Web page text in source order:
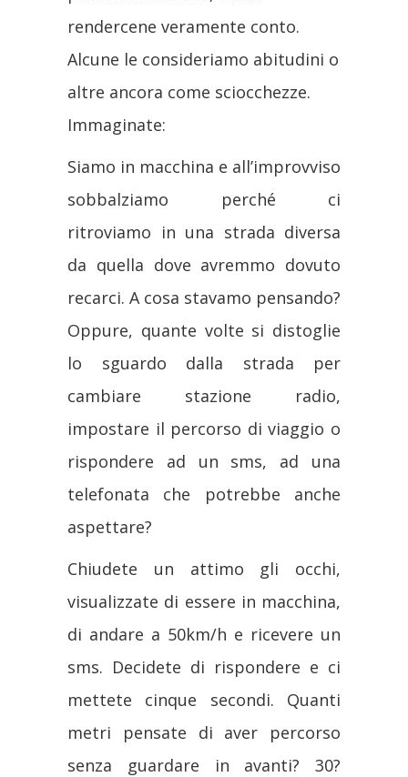
rendercene veramente conto.
Alcune le consideriamo abitudini o
altre ancora come sciocchezze.
Immaginate:
Siamo in macchina e all’improvviso
sobbalziamo perché ci
ritroviamo in una strada diversa
da quella dove avremmo dovuto
recarci. A cosa stavamo pensando?
Oppure, quante volte si distoglie
lo sguardo dalla strada per
cambiare stazione radio,
impostare il percorso di viaggio o
rispondere ad un sms, ad una
telefonata che potrebbe anche
aspettare?
Chiudete un attimo gli occhi,
visualizzate di essere in macchina,
di andare a 50km/h e ricevere un
sms. Decidete di rispondere e ci
mettete cinque secondi. Quanti
metri pensate di aver percorso
senza guardare in avanti? 30?